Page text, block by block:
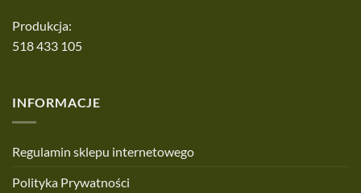
Produkcja:
518 433 105
INFORMACJE
Regulamin sklepu internetowego
Polityka Prywatności